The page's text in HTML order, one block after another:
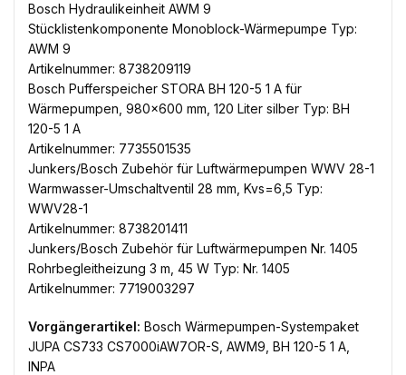
Bosch Hydraulikeinheit AWM 9
Stücklistenkomponente Monoblock-Wärmepumpe Typ:
AWM 9
Artikelnummer: 8738209119
Bosch Pufferspeicher STORA BH 120-5 1 A für
Wärmepumpen, 980×600 mm, 120 Liter silber Typ: BH
120-5 1 A
Artikelnummer: 7735501535
Junkers/Bosch Zubehör für Luftwärmepumpen WWV 28-1
Warmwasser-Umschaltventil 28 mm, Kvs=6,5 Typ:
WWV28-1
Artikelnummer: 8738201411
Junkers/Bosch Zubehör für Luftwärmepumpen Nr. 1405
Rohrbegleitheizung 3 m, 45 W Typ: Nr. 1405
Artikelnummer: 7719003297
Vorgängerartikel: Bosch Wärmepumpen-Systempaket
JUPA CS733 CS7000iAW7OR-S, AWM9, BH 120-5 1 A,
INPA